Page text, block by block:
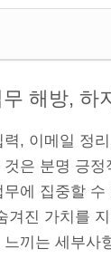
해방, 하
력, 이메일 정
것은 분명 긍
무에 집중할
겨진 가치를
끼는 세부사